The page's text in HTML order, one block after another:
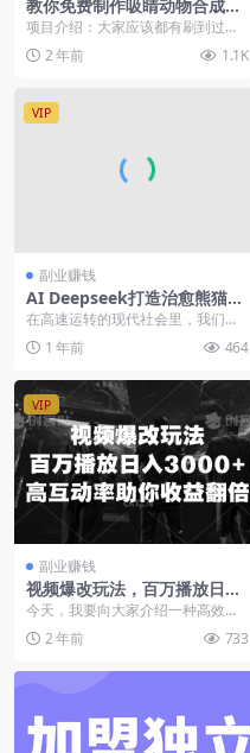
教你免费制作吸睛动物合成视
频，轻松月入过万！
项目介绍：大家应该都有刷到过一
些动物之间的打斗视频，但这类视
频往往没有创新性，很...
2 年前 1.1K
VIP
副业赚钱
AI Deepseek打造治愈熊猫世
界，萌化你的疲惫
在高速运转的现代社会里，我们着
力塑造 “治愈型大熊猫” ...
1 年前 464
VIP
副业赚钱
视频爆改玩法，百万播放日入
3000+，高互动率助你收益翻
倍
今天，我要向大家介绍一种高效的
视频创作方法，这种方法不仅覆盖
了广泛的受众群体，而...
2 年前 733